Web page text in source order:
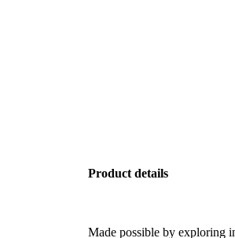
Product details
Made possible by exploring